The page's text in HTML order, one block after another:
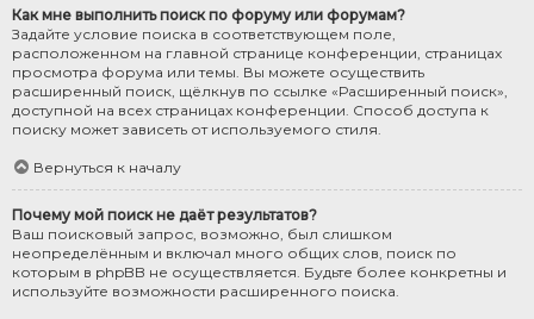
Как мне выполнить поиск по форуму или форумам?
Задайте условие поиска в соответствующем поле,
расположенном на главной странице конференции, страницах
просмотра форума или темы. Вы можете осуществить
расширенный поиск, щёлкнув по ссылке «Расширенный поиск»,
доступной на всех страницах конференции. Способ доступа к
поиску может зависеть от используемого стиля.
Вернуться к началу
Почему мой поиск не даёт результатов?
Ваш поисковый запрос, возможно, был слишком
неопределённым и включал много общих слов, поиск по
которым в phpBB не осуществляется. Будьте более конкретны и
используйте возможности расширенного поиска.